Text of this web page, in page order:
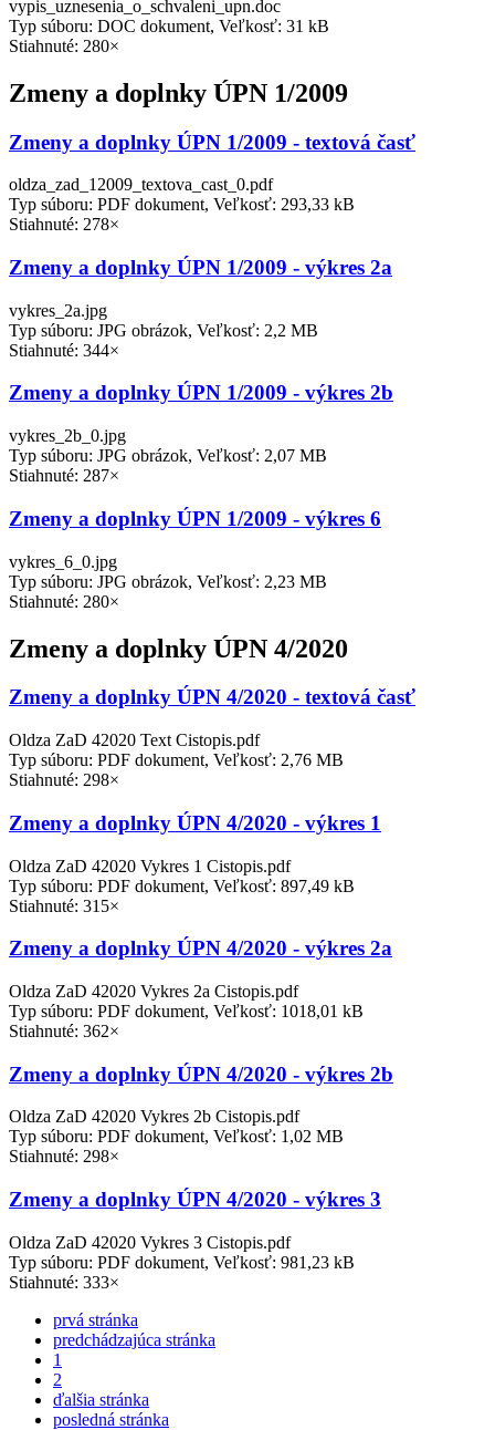
vypis_uznesenia_o_schvaleni_upn.doc
Typ súboru: DOC dokument, Veľkosť: 31 kB
Stiahnuté: 280×
Zmeny a doplnky ÚPN 1/2009
Zmeny a doplnky ÚPN 1/2009 - textová časť
oldza_zad_12009_textova_cast_0.pdf
Typ súboru: PDF dokument, Veľkosť: 293,33 kB
Stiahnuté: 278×
Zmeny a doplnky ÚPN 1/2009 - výkres 2a
vykres_2a.jpg
Typ súboru: JPG obrázok, Veľkosť: 2,2 MB
Stiahnuté: 344×
Zmeny a doplnky ÚPN 1/2009 - výkres 2b
vykres_2b_0.jpg
Typ súboru: JPG obrázok, Veľkosť: 2,07 MB
Stiahnuté: 287×
Zmeny a doplnky ÚPN 1/2009 - výkres 6
vykres_6_0.jpg
Typ súboru: JPG obrázok, Veľkosť: 2,23 MB
Stiahnuté: 280×
Zmeny a doplnky ÚPN 4/2020
Zmeny a doplnky ÚPN 4/2020 - textová časť
Oldza ZaD 42020 Text Cistopis.pdf
Typ súboru: PDF dokument, Veľkosť: 2,76 MB
Stiahnuté: 298×
Zmeny a doplnky ÚPN 4/2020 - výkres 1
Oldza ZaD 42020 Vykres 1 Cistopis.pdf
Typ súboru: PDF dokument, Veľkosť: 897,49 kB
Stiahnuté: 315×
Zmeny a doplnky ÚPN 4/2020 - výkres 2a
Oldza ZaD 42020 Vykres 2a Cistopis.pdf
Typ súboru: PDF dokument, Veľkosť: 1018,01 kB
Stiahnuté: 362×
Zmeny a doplnky ÚPN 4/2020 - výkres 2b
Oldza ZaD 42020 Vykres 2b Cistopis.pdf
Typ súboru: PDF dokument, Veľkosť: 1,02 MB
Stiahnuté: 298×
Zmeny a doplnky ÚPN 4/2020 - výkres 3
Oldza ZaD 42020 Vykres 3 Cistopis.pdf
Typ súboru: PDF dokument, Veľkosť: 981,23 kB
Stiahnuté: 333×
prvá stránka
predchádzajúca stránka
1
2
ďalšia stránka
posledná stránka